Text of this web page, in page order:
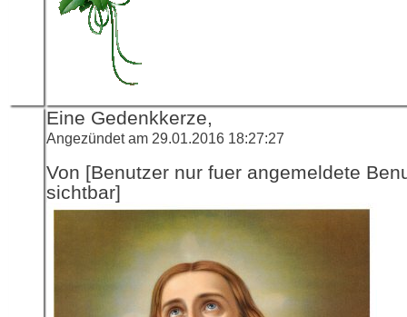
Eine Gedenkkerze,
Angezündet am 29.01.2016 18:27:27
Von [Benutzer nur fuer angemeldete
sichtbar]